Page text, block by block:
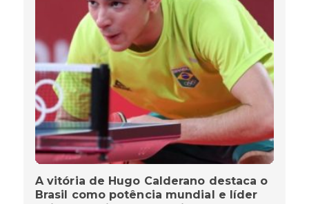
A vitória de Hugo Calderano destaca o
Brasil como potência mundial e líder